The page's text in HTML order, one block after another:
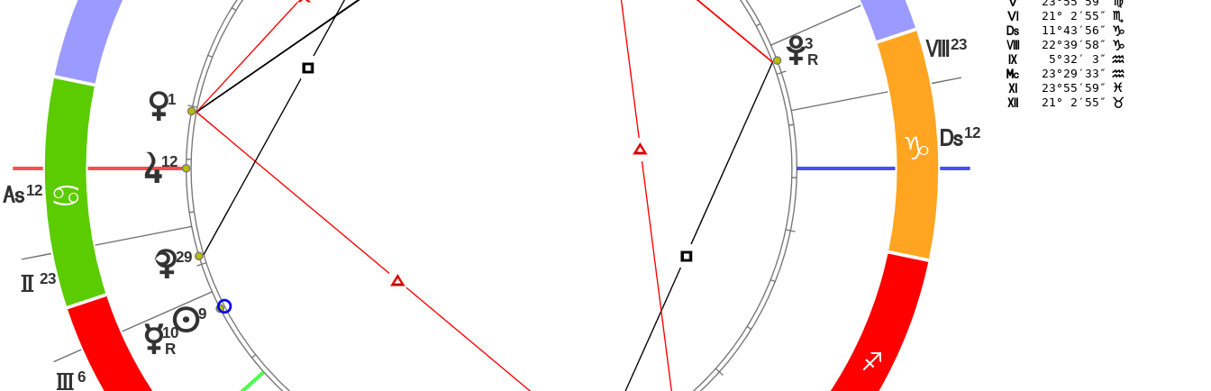
>
C
D
12
G
23
H
6
I
12
M
23
N
q1
s12
{29
n9
p10
R
w3
R
Ï
Í
Ï
Í
L 21° 2′55″ B
M 11°43′56″ D
N 22°39′58″ D
O 5°32′ 3″ E
P 23°29′33″ E
Q 23°55′59″ F
R 21° 2′55″ <